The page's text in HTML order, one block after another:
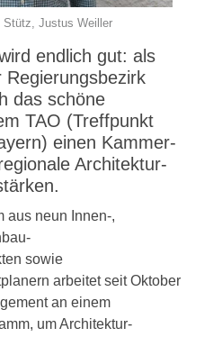
Stütz, Justus Weiller
endlich gut: als
Regierungsbezirk
das schöne
TAO (Treffpunkt
einen Kammer-
Architektur-
aus neun Innen-,
sowie
arbeitet seit Oktober
an einem
um Architektur-